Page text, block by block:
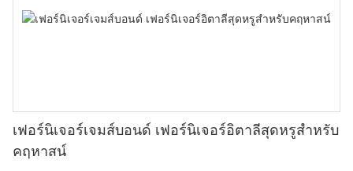
เฟอร์นิเจอร์เจมส์บอนด์ เฟอร์นิเจอร์อิตาลีสุดหรูสำหรับ
คฤหาสน์